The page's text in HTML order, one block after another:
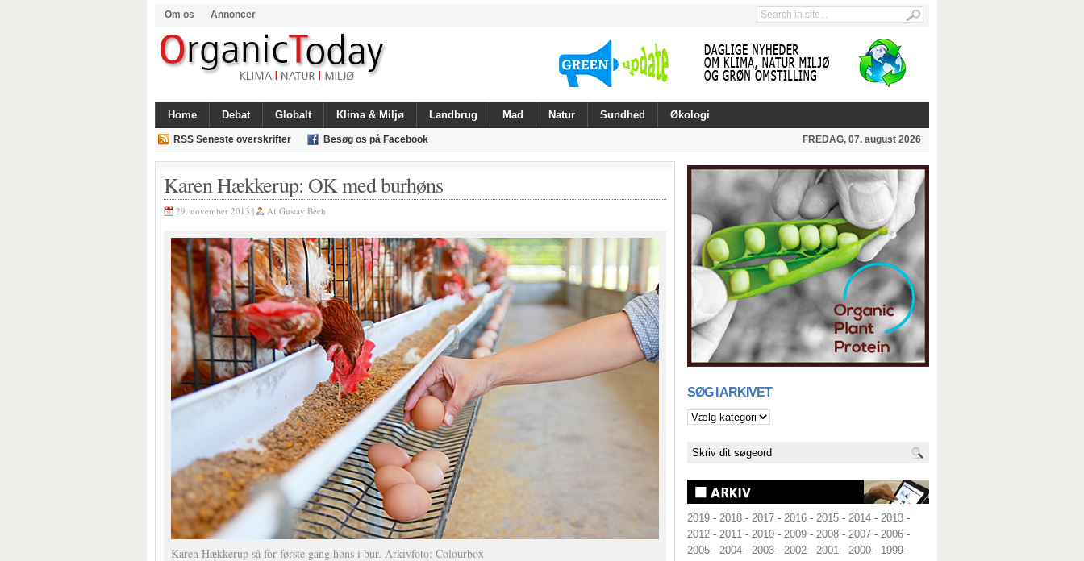
Om os Annoncer
Home Debat Globalt Klima & Miljø Landbrug Mad Natur Sundhed Økologi
RSS Seneste overskrifter Besøg os på Facebook FREDAG, 07. august 2026
Karen Hækkerup: OK med burhøns
29. november 2013 | Af Gustav Bech
Karen Hækkerup så for første gang høns i bur. Arkivfoto: Colourbox
SØG I ARKIVET
2019 - 2018 - 2017 - 2016 - 2015 - 2014 - 2013 -
2012 - 2011 - 2010 - 2009 - 2008 - 2007 - 2006 -
2005 - 2004 - 2003 - 2002 - 2001 - 2000 - 1999 -